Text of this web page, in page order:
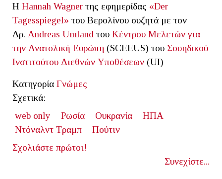
Η Hannah Wagner της εφημερίδας «Der
Tagesspiegel» του Βερολίνου συζητά με τον
Δρ. Andreas Umland του Κέντρου Μελετών για
την Ανατολική Ευρώπη (SCEEUS) του Σουηδικού
Ινστιτούτου Διεθνών Υποθέσεων (UI)
Κατηγορία Γνώμες
Σχετικά:
web only
Ρωσία Ουκρανία
ΗΠΑ
Ντόναλντ Τραμπ
Πούτιν
Σχολιάστε πρώτοι!
Συνεχίστε...